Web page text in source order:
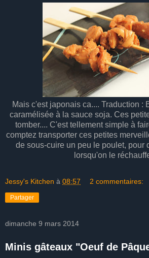
Mais c'est japonais ca.... Traduction :
caramélisée à la sauce soja. Ces
tomber.... C'est tellement simple à
comptez transporter ces petites
de sous-cuire un peu le poulet, pour
lorsqu'on le
Jessy's Kitchen à 08:57 2 commentaires:
Partager
dimanche 9 mars 2014
Minis gâteaux "Oeuf de